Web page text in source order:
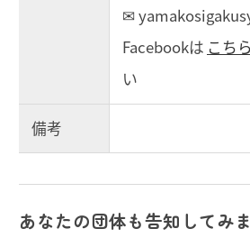
✉
Facebookは こちら
い
備考
あなたの団体も告知してみ